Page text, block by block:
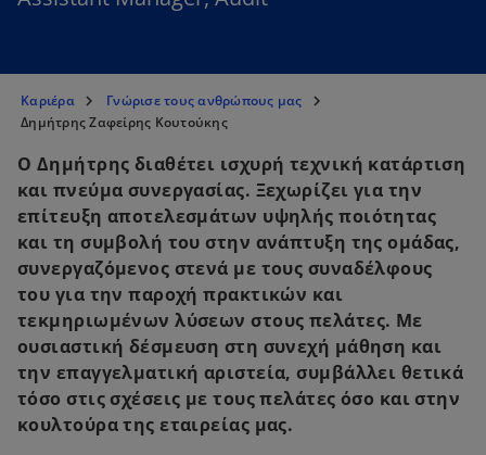
Καριέρα
Γνώρισε τους ανθρώπους μας
Δημήτρης Ζαφείρης Κουτούκης
Ο Δημήτρης διαθέτει ισχυρή τεχνική κατάρτιση
και πνεύμα συνεργασίας. Ξεχωρίζει για την
επίτευξη αποτελεσμάτων υψηλής ποιότητας
και τη συμβολή του στην ανάπτυξη της ομάδας,
συνεργαζόμενος στενά με τους συναδέλφους
του για την παροχή πρακτικών και
τεκμηριωμένων λύσεων στους πελάτες. Με
ουσιαστική δέσμευση στη συνεχή μάθηση και
την επαγγελματική αριστεία, συμβάλλει θετικά
τόσο στις σχέσεις με τους πελάτες όσο και στην
κουλτούρα της εταιρείας μας.